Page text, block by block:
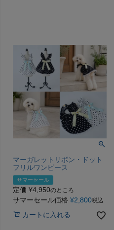
マーガレットリボン・ドット
フリルワンピース
サマーセール
定価 ¥4,950のところ
サマーセール価格 ¥2,800税込
カートに入れる